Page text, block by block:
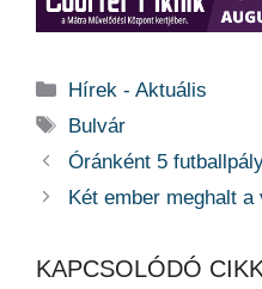
Kategória
Hírek - Aktuális
Címkék
Bulvár
Óránként 5
Két ember meghalt
KAPCSOLÓDÓ